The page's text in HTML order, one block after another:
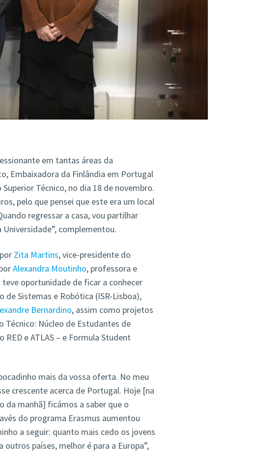
em tantas áreas da
Embaixadora da Finlândia em Portugal
Técnico, no dia 18 de novembro.
pelo que pensei que este era um local
regressar a casa, vou partilhar
complementou.
Zita Martins, vice-presidente do
Alexandra Moutinho, professora e
oportunidade de ficar a conhecer
Sistemas e Robótica (ISR-Lisboa),
Bernardino, assim como projetos
Técnico: Núcleo de Estudantes de
RED e ATLAS – e Formula Student
mais da vossa oferta. No meu
crescente acerca de Portugal. Hoje [na
da manhã] ficámos a saber que o
do programa Erasmus aumentou
a seguir: quanto mais cedo os jovens
países, melhor é para a Europa”,